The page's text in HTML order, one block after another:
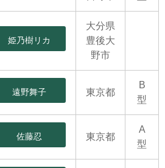
姫乃樹リカ
大分県
豊後大
野市
遠野舞子 東京都
B
型
佐藤忍 東京都
A
型